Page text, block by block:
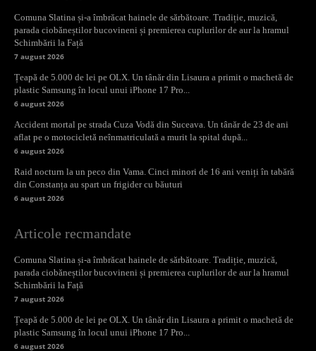
Comuna Slatina și-a îmbrăcat hainele de sărbătoare. Tradiție, muzică,
parada ciobăneștilor bucovineni și premierea cuplurilor de aur la hramul
Schimbării la Față
7 august 2026
Țeapă de 5.000 de lei pe OLX. Un tânăr din Lisaura a primit o machetă de
plastic Samsung în locul unui iPhone 17 Pro...
6 august 2026
Accident mortal pe strada Cuza Vodă din Suceava. Un tânăr de 23 de ani
aflat pe o motocicletă neînmatriculată a murit la spital după...
6 august 2026
Raid nocturn la un peco din Vama. Cinci minori de 16 ani veniți în tabără
din Constanța au spart un frigider cu băuturi
6 august 2026
Articole recmandate
Comuna Slatina și-a îmbrăcat hainele de sărbătoare. Tradiție, muzică,
parada ciobăneștilor bucovineni și premierea cuplurilor de aur la hramul
Schimbării la Față
7 august 2026
Țeapă de 5.000 de lei pe OLX. Un tânăr din Lisaura a primit o machetă de
plastic Samsung în locul unui iPhone 17 Pro...
6 august 2026